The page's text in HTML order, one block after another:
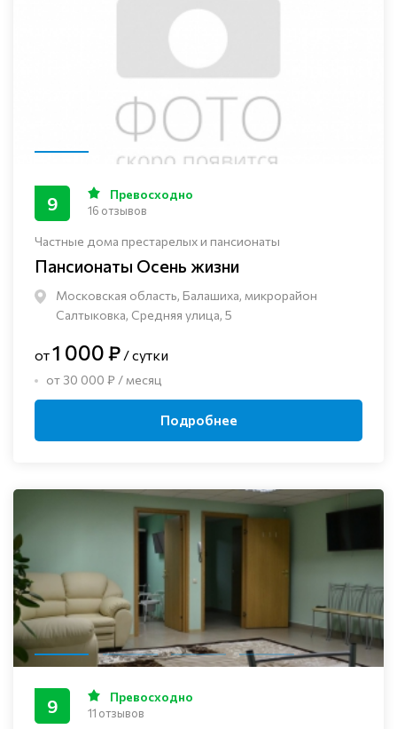
Частные дома престарелых и пансионаты
Пансионаты Осень жизни
Московская область, Балашиха, микрорайон
Салтыковка, Средняя улица, 5
9 Превосходно
16 отзывов
от1 000 ₽ / сутки
от 30 000 ₽ / месяц
Подробнее
9 Превосходно
11 отзывов